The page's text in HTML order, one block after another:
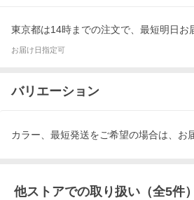
東京都は14時までの注文で、最短明日お
お届け日指定可
バリエーション
カラー、最短発送をご希望の場合は、お
他ストアでの取り扱い（全5件）